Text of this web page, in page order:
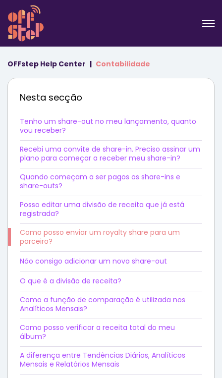
OFFstep Help Center Contabilidade
Nesta secção
Tenho um share-out no meu lançamento, quanto
vou receber?
Recebi uma convite de share-in. Preciso assinar um
plano para começar a receber meu share-in?
Quando começam a ser pagos os share-ins e
share-outs?
Posso editar uma divisão de receita que já está
registrada?
Como posso enviar um royalty share para um
parceiro?
Não consigo adicionar um novo share-out
O que é a divisão de receita?
Como a função de comparação é utilizada nos
Analíticos Mensais?
Como posso verificar a receita total do meu
álbum?
A diferença entre Tendências Diárias, Analíticos
Mensais e Relatórios Mensais